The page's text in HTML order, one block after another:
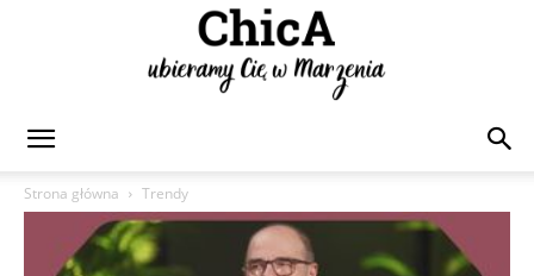
Strona główna
Trendy